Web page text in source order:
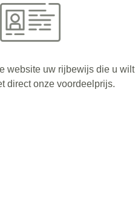
website uw rijbewijs die u wilt
direct onze voordeelprijs.